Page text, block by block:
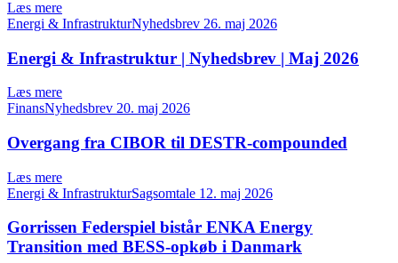
Læs mere
Energi & InfrastrukturNyhedsbrev 26. maj 2026
Energi & Infrastruktur | Nyhedsbrev | Maj 2026
Læs mere
FinansNyhedsbrev 20. maj 2026
Overgang fra CIBOR til DESTR-compounded
Læs mere
Energi & InfrastrukturSagsomtale 12. maj 2026
Gorrissen Federspiel bistår ENKA Energy
Transition med BESS-opkøb i Danmark